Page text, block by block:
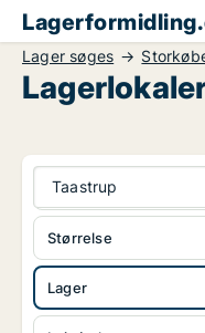
Lager søges
Taastrup
Lager
Størrelse